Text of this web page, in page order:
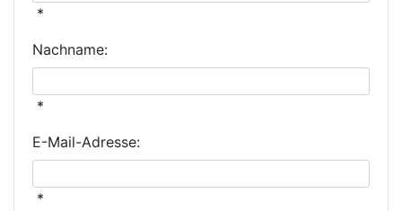
*
Nachname:
*
E-Mail-Adresse:
*